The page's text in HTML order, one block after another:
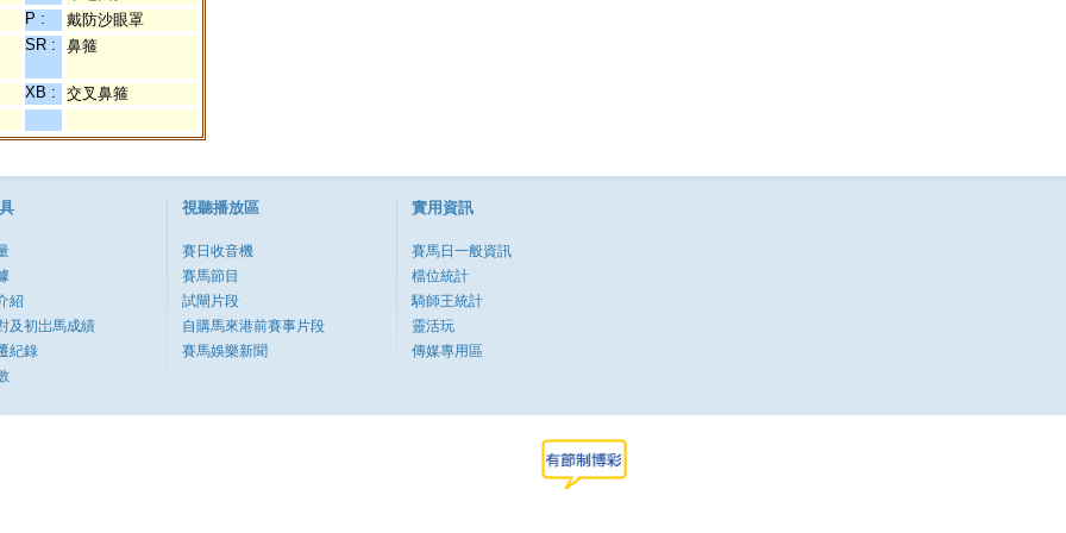
P :
戴防沙眼罩
SR :
鼻箍
XB : 交叉鼻箍
紹
及初岀馬成績
紀錄
視聽播放區
賽日收音機
賽馬節目
試閘片段
自購馬來港前賽事片段
賽馬娛樂新聞
實用資訊
賽馬日一般資訊
檔位統計
騎師王統計
靈活玩
傳媒專用區